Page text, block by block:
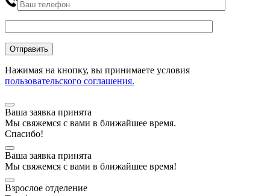
Нажимая на кнопку, вы принимаете условия
пользовательского соглашения.
Ваша заявка принята
Мы свяжемся с вами в ближайшее время.
Спасибо!
Ваша заявка принята
Мы свяжемся с вами в ближайшее время!
Взрослое отделение